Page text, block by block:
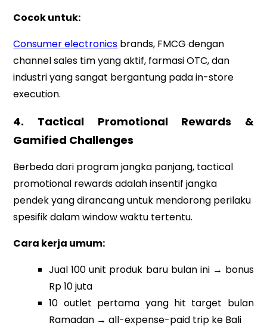
Cocok untuk:
Consumer electronics brands, FMCG dengan
channel sales tim yang aktif, farmasi OTC, dan
industri yang sangat bergantung pada in-store
execution.
4. Tactical Promotional Rewards &
Gamified Challenges
Berbeda dari program jangka panjang, tactical
promotional rewards adalah insentif jangka
pendek yang dirancang untuk mendorong perilaku
spesifik dalam window waktu tertentu.
Cara kerja umum:
Jual 100 unit produk baru bulan ini → bonus
Rp 10 juta
10 outlet pertama yang hit target bulan
Ramadan → all-expense-paid trip ke Bali